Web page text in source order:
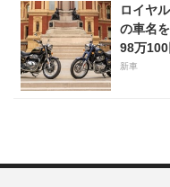
ロイヤ
の車名
98万100
新車